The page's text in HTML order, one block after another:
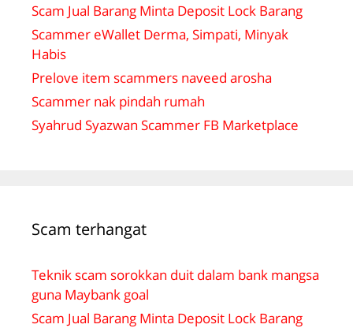
Scam Jual Barang Minta Deposit Lock Barang
Scammer eWallet Derma, Simpati, Minyak
Habis
Prelove item scammers naveed arosha
Scammer nak pindah rumah
Syahrud Syazwan Scammer FB Marketplace
Scam terhangat
Teknik scam sorokkan duit dalam bank mangsa
guna Maybank goal
Scam Jual Barang Minta Deposit Lock Barang